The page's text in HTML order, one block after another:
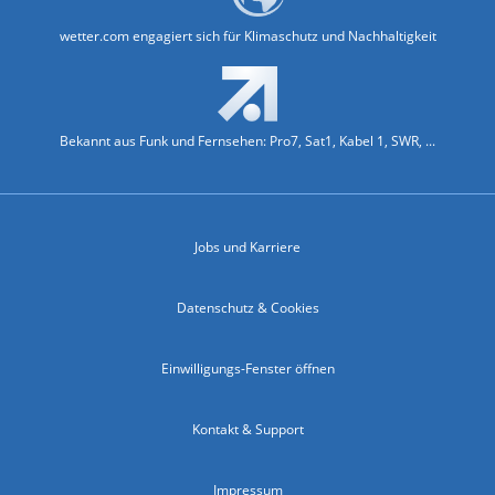
wetter.com engagiert sich für Klimaschutz und Nachhaltigkeit
Bekannt aus Funk und Fernsehen: Pro7, Sat1, Kabel 1, SWR, ...
Jobs und Karriere
Datenschutz & Cookies
Einwilligungs-Fenster öffnen
Kontakt & Support
Impressum